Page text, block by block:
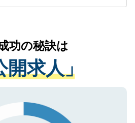
個人データはご本人の許可
取り扱いについての厳密な
した事業者のみに付与され
ーマークを取得済みです。
関してもご安心ください。
在の医療機関の状況や紹介
がら、適切なアドバイスを
ます。すぐにご転職をされ
期的なサポートが可能です
登録ください。
功の秘訣は
開求人」